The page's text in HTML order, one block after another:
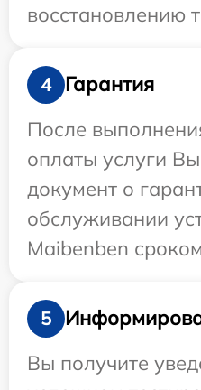
восстановлению
4
Гарантия
После
оплаты услуги
документ о
обслуживании
Maibenben
5
Вы получите